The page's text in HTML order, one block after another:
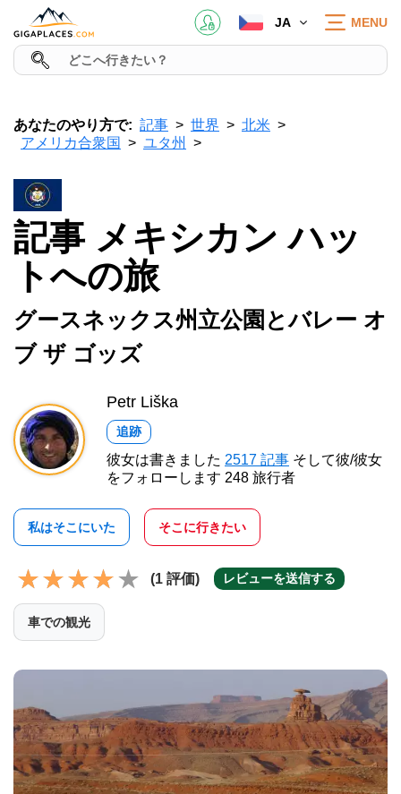
JA MENU
あなたのやり方で: 記事 世界
北米
アメリカ合衆国
ユタ州
記事 メキシカン ハッ
トへの旅
グースネックス州立公園とバレー オ
ブ ザ ゴッズ
Petr Liška
追跡
彼女は書きました 2517 記事 そして彼/彼女
をフォローします 248 旅行者
私はそこにいた そこに行きたい
(1 評価) レビューを送信する
車での観光